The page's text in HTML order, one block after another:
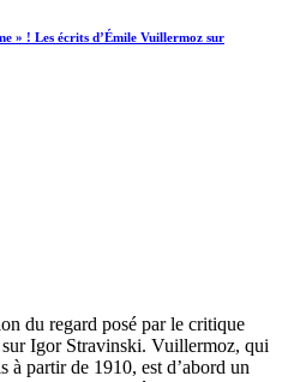
» ! Les écrits d’Émile Vuillermoz sur
du regard posé par le critique
Igor Stravinski. Vuillermoz, qui
à partir de 1910, est d’abord un